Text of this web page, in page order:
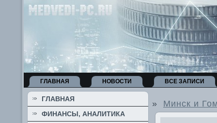
ГЛАВНАЯ НОВОСТИ ВСЕ ЗАПИСИ
ГЛАВНАЯ
ФИНАНСЫ, АНАЛИТИКА
» Минск и